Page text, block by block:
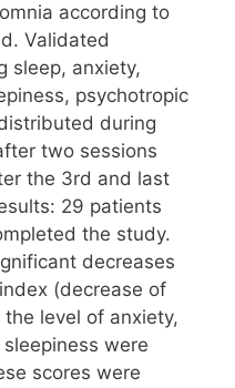
according to
Validated
sleep, anxiety,
psychotropic
during
two sessions
the 3rd and last
29 patients
the study.
decreases
(decrease of
level of anxiety,
were
scores were